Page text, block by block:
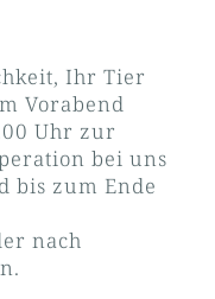
Ihr Tier
Vorabend
Uhr zur
bei uns
bis zum Ende
nach